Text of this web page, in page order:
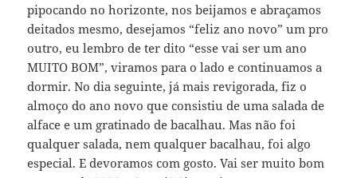
pipocando no horizonte, nos beijamos e abraçamos
deitados mesmo, desejamos “feliz ano novo” um pro
outro, eu lembro de ter dito “esse vai ser um ano
MUITO BOM”, viramos para o lado e continuamos a
dormir. No dia seguinte, já mais revigorada, fiz o
almoço do ano novo que consistiu de uma salada de
alface e um gratinado de bacalhau. Mas não foi
qualquer salada, nem qualquer bacalhau, foi algo
especial. E devoramos com gosto. Vai ser muito bom